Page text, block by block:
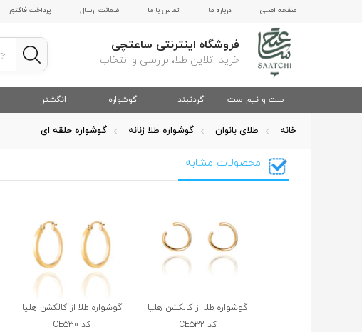
صفحه اصلی درباره ما تماس با ما ضمانت ارسال پرداخت فاکتور
فروشگاه اینترنتی ساعتچی
خرید آنلاین طلا، بررسی و انتخاب
ست و نیم ست گردنبند گوشواره انگشتر
خانه طلای بانوان گوشواره طلا زنانه گوشواره حلقه ای
محصولات مشابه
گوشواره طلا از کالکشن هلیا
کد CE532
گوشواره طلا از کالکشن هلیا
کد CE530